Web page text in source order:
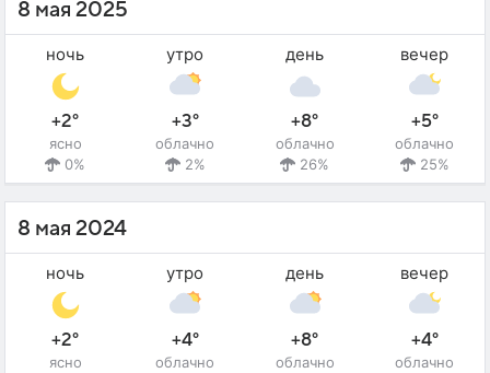
8 мая 2025
ночь
+2°
ясно
0%
утро
+3°
облачно
2%
день
+8°
облачно
26%
вечер
+5°
облачно
25%
8 мая 2024
ночь
+2°
ясно
утро
+4°
облачно
день
+8°
облачно
вечер
+4°
облачно